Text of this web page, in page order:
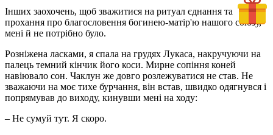
Інших заохочень, щоб зважитися на ритуал єднання та
прохання про благословення богинею-матір'ю нашого союзу,
мені й не потрібно було.
Розніжена ласками, я спала на грудях Лукаса, накручуючи на
палець темний кінчик його коси. Мирне сопіння коней
навіювало сон. Чаклун же довго розлежуватися не став. Не
зважаючи на моє тихе бурчання, він встав, швидко одягнувся і
попрямував до виходу, кинувши мені на ходу:
– Не сумуй тут. Я скоро.